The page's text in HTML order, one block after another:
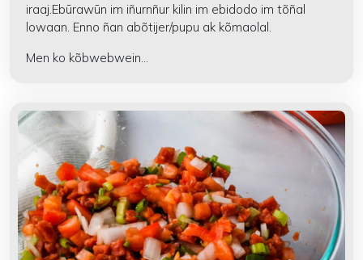
iraaj.Ebūrawūn im iñurnñur kilin im ebidodo im tõñal
lowaan. Enno ñan abõtijer/pupu ak kõmaolal.
Men ko kõbwebwein...